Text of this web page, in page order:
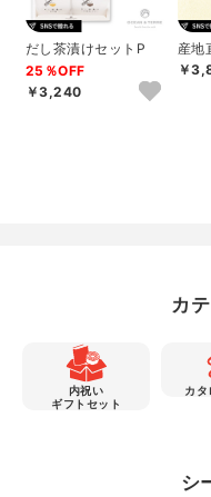
だし茶漬けセットP
25％OFF
￥3,240
産地
の庄
合せ
￥
カ
内祝い
ギフトセット
カタ
シ